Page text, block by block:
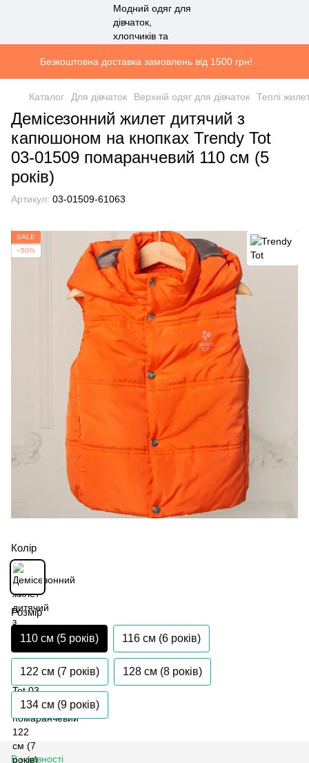
Безкоштовна доставка замовлень від 1500 грн!
Каталог Для дівчаток Верхній одяг для дівчаток Теплі
Демісезонний жилет дитячий з
капюшоном на кнопках Trendy Tot
03-01509 помаранчевий 110 см (5
років)
Артикул: 03-01509-61063
SALE
−50%
Колір
Розмір
110 см (5 років) 116 см (6 років)
122 см (7 років) 128 см (8 років)
134 см (9 років)
В наявності